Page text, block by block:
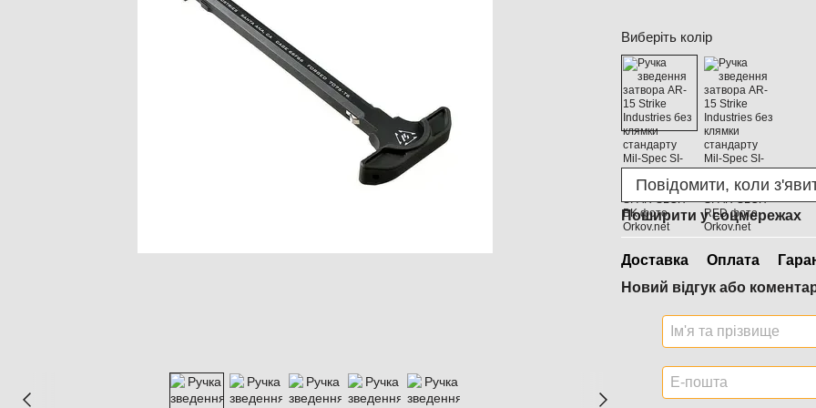
Виберіть колір
Повідомити, коли
Поширити у соцмережах
Доставка Оплата
Новий відгук або